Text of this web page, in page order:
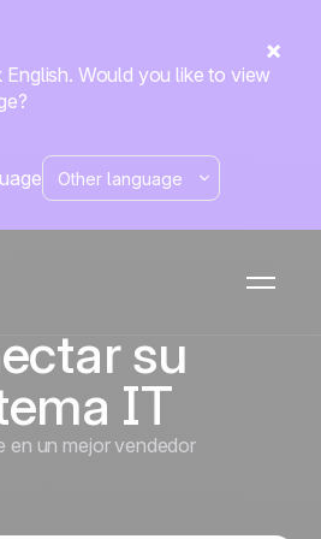
Would you like to view
no-
su
IT
en un mejor vendedor